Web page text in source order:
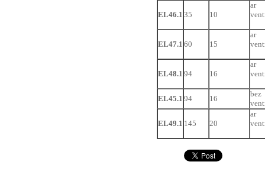
EL46.1 35 10
ar
EL47.1 60 15
ar
EL48.1 94 16
ar
EL45.1 94 16
bez
EL49.1 145 20
ar